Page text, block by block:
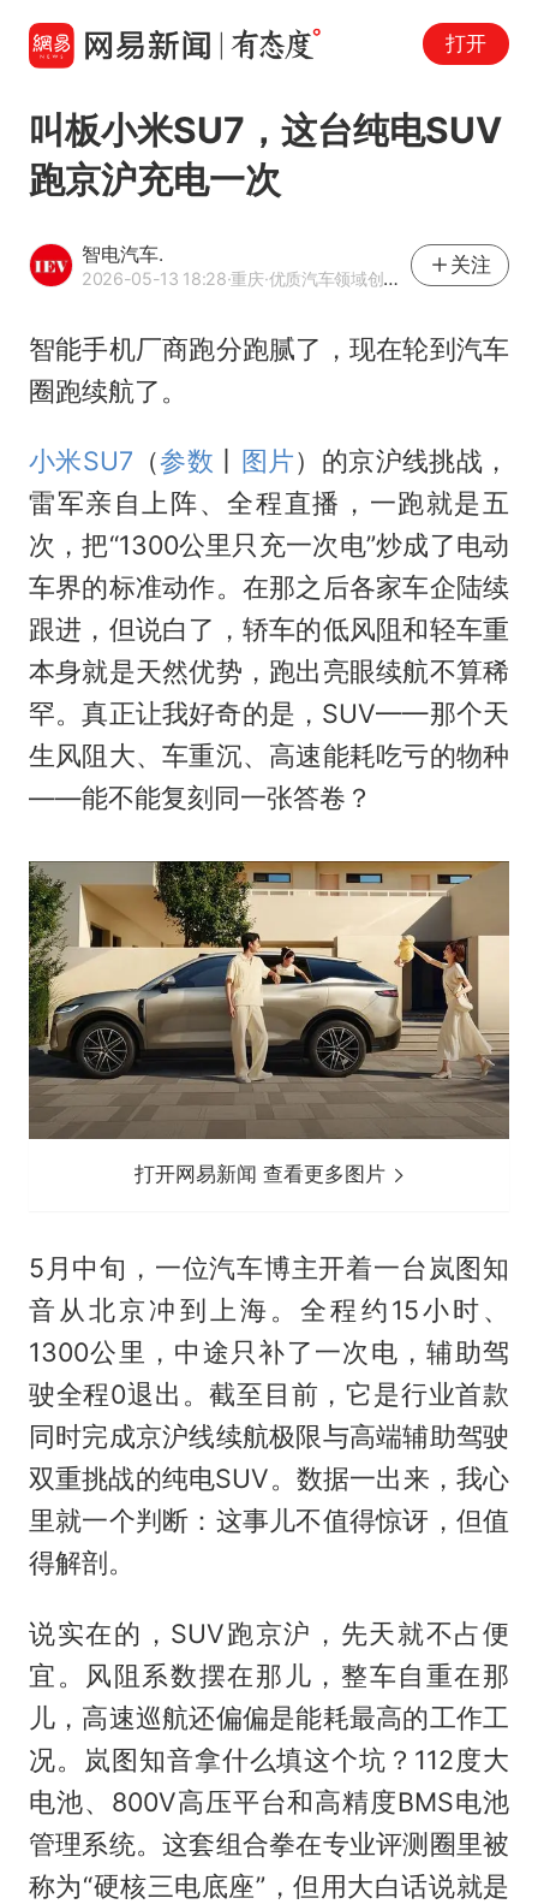
打开
叫板小米SU7，这台纯电SUV
跑京沪充电一次
智电汽车.
2026-05-13 18:28·重庆·优质汽车领域创作者
关注
智能手机厂商跑分跑腻了，现在轮到汽车
圈跑续航了。
小米SU7 （参数 图片）的京沪线挑战，
雷军亲自上阵、全程直播，一跑就是五
次，把“1300公里只充一次电”炒成了电动
车界的标准动作。在那之后各家车企陆续
跟进，但说白了，轿车的低风阻和轻车重
本身就是天然优势，跑出亮眼续航不算稀
罕。真正让我好奇的是，SUV——那个天
生风阻大、车重沉、高速能耗吃亏的物种
——能不能复刻同一张答卷？
打开网易新闻 查看更多图片
5月中旬，一位汽车博主开着一台岚图知
音从北京冲到上海。全程约15小时、
1300公里，中途只补了一次电，辅助驾
驶全程0退出。截至目前，它是行业首款
同时完成京沪线续航极限与高端辅助驾驶
双重挑战的纯电SUV。数据一出来，我心
里就一个判断：这事儿不值得惊讶，但值
得解剖。
说实在的，SUV跑京沪，先天就不占便
宜。风阻系数摆在那儿，整车自重在那
儿，高速巡航还偏偏是能耗最高的工作工
况。岚图知音拿什么填这个坑？112度大
电池、800V高压平台和高精度BMS电池
管理系统。这套组合拳在专业评测圈里被
称为“硬核三电底座”，但用大白话说就是